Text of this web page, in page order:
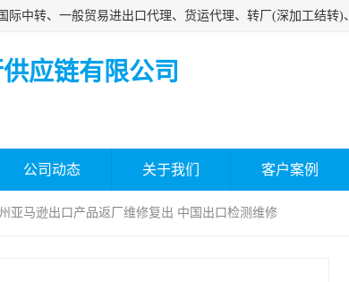
应链有限公司
公司动态 关于我们 客户案例
亚马逊出口产品返厂维修复出 中国出口检测维修